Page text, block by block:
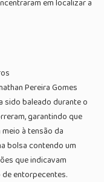
em localizar a
Pereira Gomes
sido baleado durante o
garantindo que
à tensão da
bolsa contendo um
que indicavam
entorpecentes.